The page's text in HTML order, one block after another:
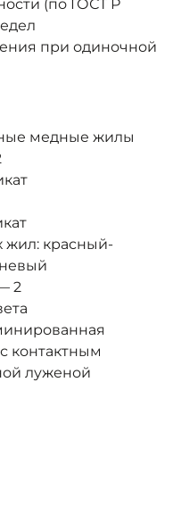
(по ГОСТ Р
при одиночной
медные жилы
жил: красный-
2
контактным
луженой